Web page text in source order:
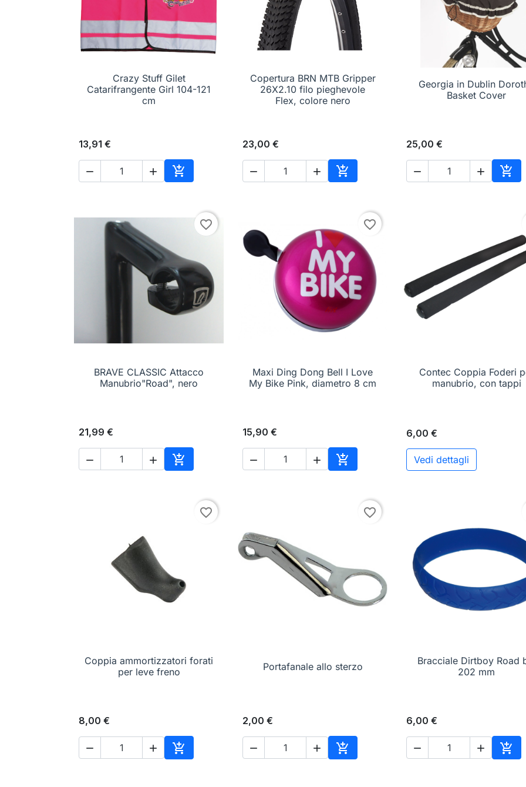
 Anteprima
Crazy Stuff Gilet
Catarifrangente Girl 104-121
cm
13,91 €
  
Aggiungi al carrello
 Anteprima
Copertura BRN MTB Gripper
26X2.10 filo pieghevole
Flex, colore nero
23,00 €
  
Aggiungi al carrello
 Anteprima
Georgia in Dublin
Basket Cover
25,00 €
  
favorite_border
 Anteprima
BRAVE CLASSIC Attacco
Manubrio"Road", nero
21,99 €
  
Aggiungi al carrello
favorite_border
 Anteprima
Maxi Ding Dong Bell I Love
My Bike Pink, diametro 8 cm
15,90 €
  
Aggiungi al carrello
 Anteprima
Contec Coppia Foderi
manubrio, con tappi
6,00 €
Vedi dettagli
favorite_border
 Anteprima
Coppia ammortizzatori forati
per leve freno
8,00 €
  
Aggiungi al carrello
favorite_border
 Anteprima
Portafanale allo sterzo
2,00 €
  
Aggiungi al carrello
 Anteprima
Bracciale Dirtboy Road
202 mm
6,00 €
  